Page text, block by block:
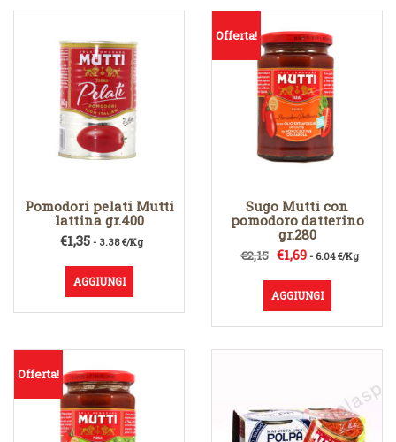
Pomodori pelati Mutti
lattina gr.400
€1,35- 3.38 €/Kg
AGGIUNGI
Offerta!
Sugo Mutti con
pomodoro datterino
gr.280
€2,15 Il
originale
era:
€2,15.
€1,69Il
attuale
è:
€1,69.
- 6.04 €/Kg
AGGIUNGI
Offerta!